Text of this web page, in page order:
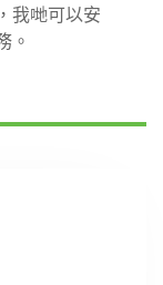
我哋可以安
。